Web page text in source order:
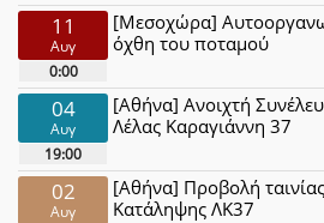
11
Αυγ
0:00
[Μεσοχώρα]
όχθη του ποταμού
04
Αυγ
19:00
[Αθήνα] Ανοιχτή
Λέλας Καραγιάννη 37
02
Αυγ
[Αθήνα] Προβολή
Κατάληψης ΛΚ37